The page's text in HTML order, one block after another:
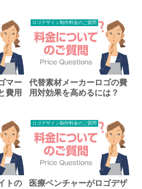
マー
費用
ロゴデザイン制作料金のご質問
代替素材メーカーロゴの費
用対効果を高めるには？
トの
ロゴデザイン制作料金のご質問
医療ベンチャーがロゴデザ